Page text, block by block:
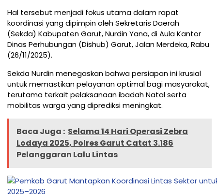
Hal tersebut menjadi fokus utama dalam rapat
koordinasi yang dipimpin oleh Sekretaris Daerah
(Sekda) Kabupaten Garut, Nurdin Yana, di Aula Kantor
Dinas Perhubungan (Dishub) Garut, Jalan Merdeka, Rabu
(26/11/2025).
Sekda Nurdin menegaskan bahwa persiapan ini krusial
untuk memastikan pelayanan optimal bagi masyarakat,
terutama terkait pelaksanaan ibadah Natal serta
mobilitas warga yang diprediksi meningkat.
Baca Juga : Selama 14 Hari Operasi Zebra
Lodaya 2025, Polres Garut Catat 3.186
Pelanggaran Lalu Lintas